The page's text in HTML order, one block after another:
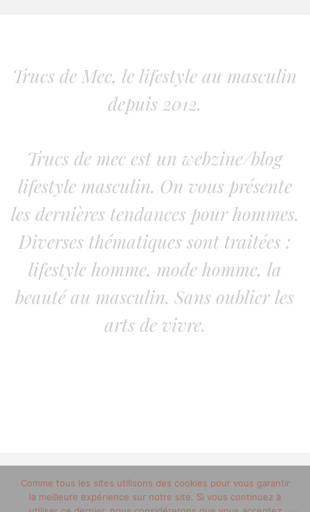
Trucs de Mec, le lifestyle au masculin
depuis 2012.
Trucs de mec est un webzine/blog
lifestyle masculin. On vous présente
les dernières tendances pour hommes.
Diverses thématiques sont traitées :
lifestyle homme, mode homme, la
beauté au masculin. Sans oublier les
arts de vivre.
© 2012-2020 copyright trucsdemec.fr - blog lifestyle
masculin/Tous droits réservés
Comme tous les sites utilisons des cookies pour vous garantir
la meilleure expérience sur notre site. Si vous continuez à